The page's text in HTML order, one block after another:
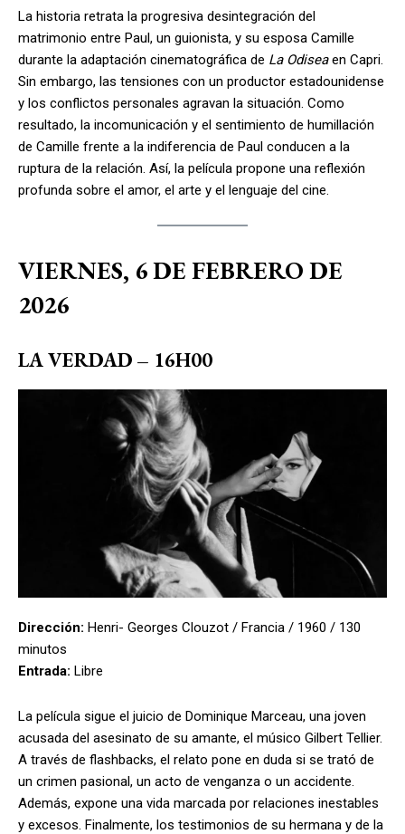
La historia retrata la progresiva desintegración del
matrimonio entre Paul, un guionista, y su esposa Camille
durante la adaptación cinematográfica de La Odiseaen Capri.
Sin embargo, las tensiones con un productor estadounidense
y los conflictos personales agravan la situación. Como
resultado, la incomunicación y el sentimiento de humillación
de Camille frente a la indiferencia de Paul conducen a la
ruptura de la relación. Así, la película propone una reflexión
profunda sobre el amor, el arte y el lenguaje del cine.
VIERNES, 6 DE FEBRERO DE
2026
LA VERDAD – 16H00
Dirección: Henri- Georges Clouzot / Francia / 1960 / 130
minutos
Entrada: Libre
La película sigue el juicio de Dominique Marceau, una joven
acusada del asesinato de su amante, el músico Gilbert Tellier.
A través de flashbacks, el relato pone en duda si se trató de
un crimen pasional, un acto de venganza o un accidente.
Además, expone una vida marcada por relaciones inestables
y excesos. Finalmente, los testimonios de su hermana y de la